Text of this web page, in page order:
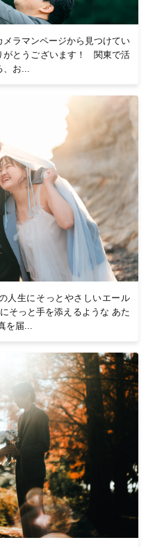
メラマンページから見つけてい
がとうございます！ 関東で活
お...
の人生にそっとやさしいエール
そっと手を添えるような あた
を届...